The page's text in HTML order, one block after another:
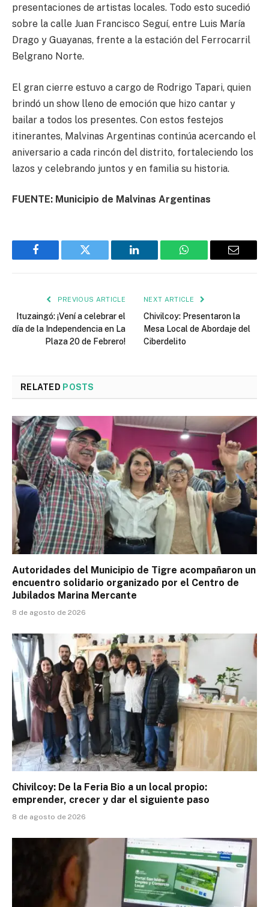
presentaciones de artistas locales. Todo esto sucedió
sobre la calle Juan Francisco Seguí, entre Luis María
Drago y Guayanas, frente a la estación del Ferrocarril
Belgrano Norte.
El gran cierre estuvo a cargo de Rodrigo Tapari, quien
brindó un show lleno de emoción que hizo cantar y
bailar a todos los presentes. Con estos festejos
itinerantes, Malvinas Argentinas continúa acercando el
aniversario a cada rincón del distrito, fortaleciendo los
lazos y celebrando juntos y en familia su historia.
FUENTE: Municipio de Malvinas Argentinas
Facebook Twitter LinkedIn WhatsApp Email
PREVIOUS ARTICLE
Ituzaingó: ¡Vení a celebrar el
día de la Independencia en La
Plaza 20 de Febrero!
NEXT ARTICLE
Chivilcoy: Presentaron la
Mesa Local de Abordaje del
Ciberdelito
RELATED POSTS
Autoridades del Municipio de Tigre acompañaron un
encuentro solidario organizado por el Centro de
Jubilados Marina Mercante
8 de agosto de 2026
Chivilcoy: De la Feria Bio a un local propio:
emprender, crecer y dar el siguiente paso
8 de agosto de 2026